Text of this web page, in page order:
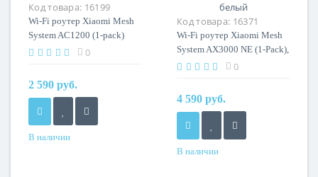
Код товара: 16199
Wi-Fi роутер Xiaomi Mesh
System AC1200 (1-pack)
0
2 590 руб.
В наличии
Код товара: 16371
Wi-Fi роутер Xiaomi Mesh
System AX3000 NE (1-Pack),
белый
0
4 590 руб.
В наличии